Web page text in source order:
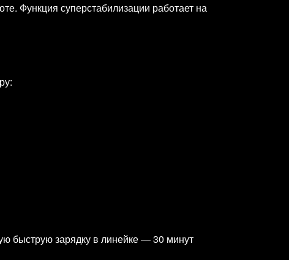
Функция суперстабилизации работает на
быструю зарядку в линейке — 30 минут